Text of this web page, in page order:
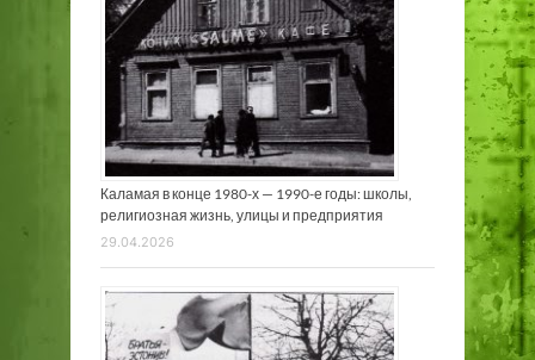
Каламая в конце 1980-х — 1990-е годы: школы,
религиозная жизнь, улицы и предприятия
29.04.2026